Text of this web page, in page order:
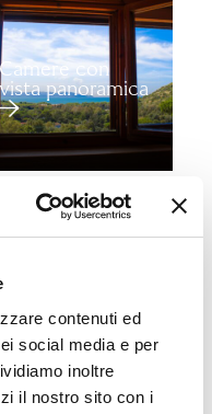
contenuti ed
social media e per
inoltre
il nostro sito con i
Camere con
vista panoramica
Laboratori per
bambini